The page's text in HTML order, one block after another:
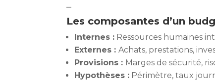
–
Les composantes d’un
Internes : Ressources humaines
Externes :Achats, prestations,
Provisions : Marges de sécurité,
Hypothèses : Périmètre, taux